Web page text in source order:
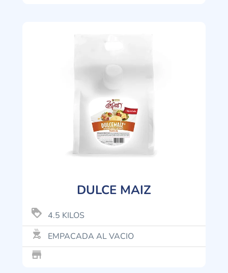
DULCE MAIZ
loyalty 4.5 KILOS
outdoor_grill EMPACADA AL VACIO
store_mall_directory